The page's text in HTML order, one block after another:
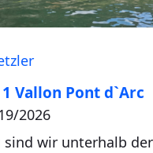
Vallon Pont d`Arc
2026
sind wir unterhalb